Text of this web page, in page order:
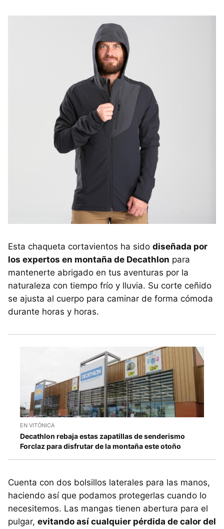
Esta chaqueta cortavientos ha sido diseñada por
los expertos en montaña de Decathlon para
mantenerte abrigado en tus aventuras por la
naturaleza con tiempo frío y lluvia. Su corte ceñido
se ajusta al cuerpo para caminar de forma cómoda
durante horas y horas.
EN VITÓNICA
Decathlon rebaja estas zapatillas de senderismo
Forclaz para disfrutar de la montaña este otoño
Cuenta con dos bolsillos laterales para las manos,
haciendo así que podamos protegerlas cuando lo
necesitemos. Las mangas tienen abertura para el
pulgar, evitando así cualquier pérdida de calor del